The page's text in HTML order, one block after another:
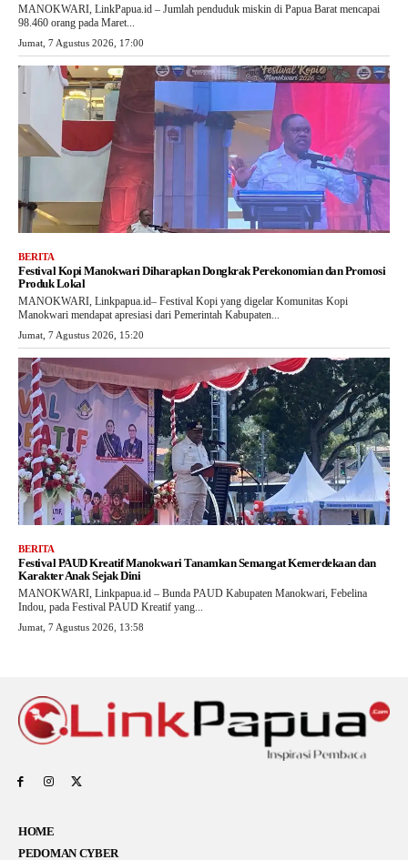
MANOKWARI, LinkPapua.id – Jumlah penduduk miskin di Papua Barat mencapai
98.460 orang pada Maret...
Jumat, 7 Agustus 2026, 17:00
BERITA
Festival Kopi Manokwari Diharapkan Dongkrak Perekonomian dan Promosi
Produk Lokal
MANOKWARI, Linkpapua.id– Festival Kopi yang digelar Komunitas Kopi
Manokwari mendapat apresiasi dari Pemerintah Kabupaten...
Jumat, 7 Agustus 2026, 15:20
BERITA
Festival PAUD Kreatif Manokwari Tanamkan Semangat Kemerdekaan dan
Karakter Anak Sejak Dini
MANOKWARI, Linkpapua.id – Bunda PAUD Kabupaten Manokwari, Febelina
Indou, pada Festival PAUD Kreatif yang...
Jumat, 7 Agustus 2026, 13:58
HOME
PEDOMAN CYBER